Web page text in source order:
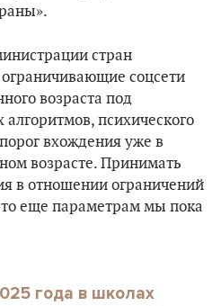
стран
соцсети
возраста под
психического
вхождения уже в
возрасте. Принимать
в отношении ограничений
еще параметрам мы пока
года в школах